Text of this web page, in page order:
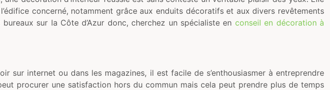
concerné, notamment grâce aux enduits décoratifs et aux divers revêtements
sur la Côte d’Azur donc, cherchez un spécialiste en conseil en décoration à
sur internet ou dans les magazines, il est facile de s’enthousiasmer à entreprendre
procurer une satisfaction hors du commun mais cela peut prendre plus de temps